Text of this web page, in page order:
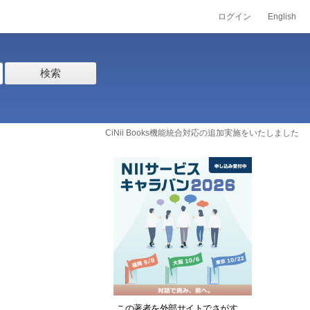
ログイン English
検索
CiNii Books機能統合対応の追加実施をいたしました